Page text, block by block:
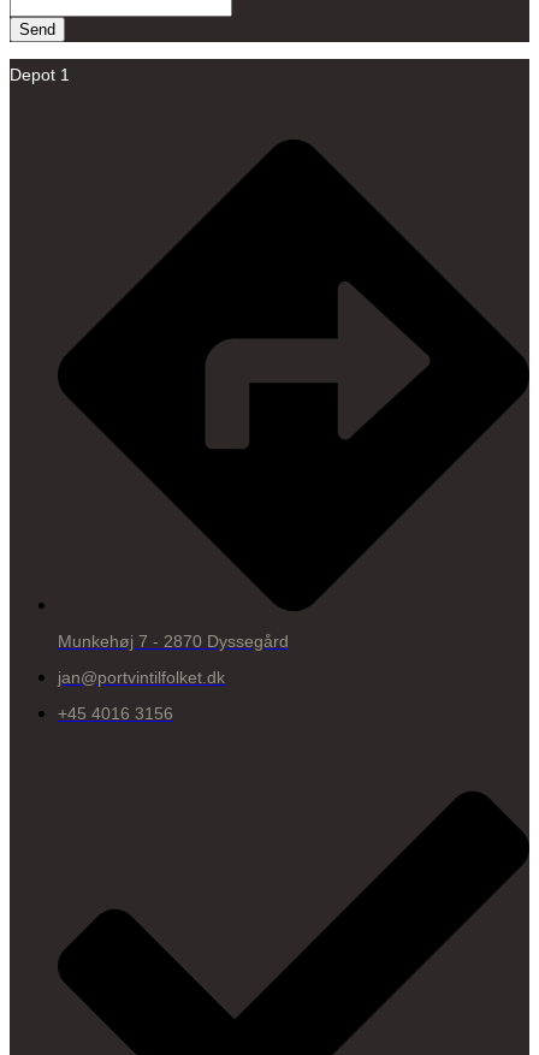
Send
Depot 1
Munkehøj 7 - 2870 Dyssegård
jan@portvintilfolket.dk
+45 4016 3156